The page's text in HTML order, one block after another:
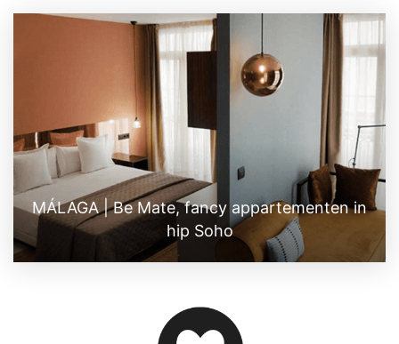
MÁLAGA | Be Mate, fancy appartementen in
hip Soho